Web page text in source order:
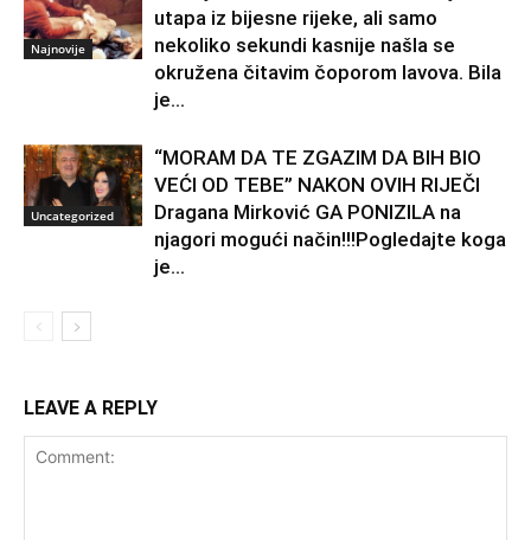
Najnovije
utapa iz bijesne rijeke, ali samo
nekoliko sekundi kasnije našla se
okružena čitavim čoporom lavova. Bila
je...
Uncategorized
“MORAM DA TE ZGAZIM DA BIH BIO
VEĆI OD TEBE” NAKON OVIH RIJEČI
Dragana Mirković GA PONIZILA na
njagori mogući način!!!Pogledajte koga
je...
LEAVE A REPLY